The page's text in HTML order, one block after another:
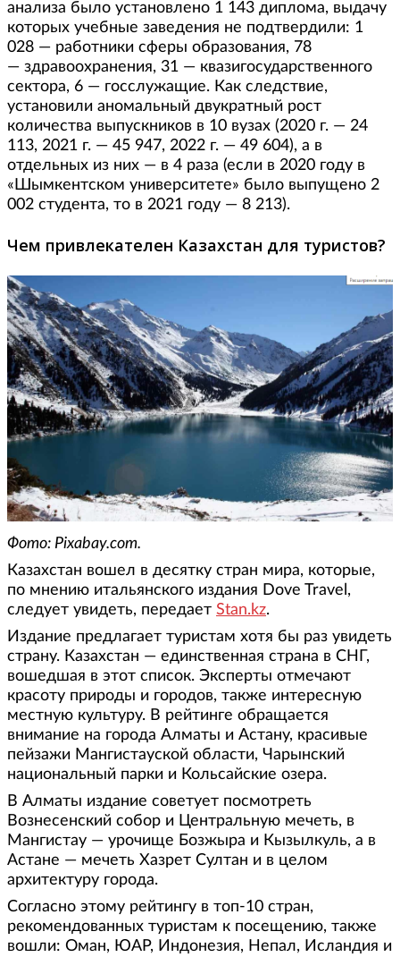
анализа было установлено 1 143 диплома, выдачу
которых учебные заведения не подтвердили: 1
028 — работники сферы образования, 78
— здравоохранения, 31 — квазигосударственного
сектора, 6 — госслужащие. Как следствие,
установили аномальный двукратный рост
количества выпускников в 10 вузах (2020 г. — 24
113, 2021 г. — 45 947, 2022 г. — 49 604), а в
отдельных из них — в 4 раза (если в 2020 году в
«Шымкентском университете» было выпущено 2
002 студента, то в 2021 году — 8 213).
Чем привлекателен Казахстан для туристов?
Фото: Pixabay.com.
Казахстан вошел в десятку стран мира, которые,
по мнению итальянского издания Dove Travel,
следует увидеть, передает Stan.kz.
Издание предлагает туристам хотя бы раз увидеть
страну. Казахстан — единственная страна в СНГ,
вошедшая в этот список. Эксперты отмечают
красоту природы и городов, также интересную
местную культуру. В рейтинге обращается
внимание на города Алматы и Астану, красивые
пейзажи Мангистауской области, Чарынский
национальный парки и Кольсайские озера.
В Алматы издание советует посмотреть
Вознесенский собор и Центральную мечеть, в
Мангистау — урочище Бозжыра и Кызылкуль, а в
Астане — мечеть Хазрет Султан и в целом
архитектуру города.
Согласно этому рейтингу в топ-10 стран,
рекомендованных туристам к посещению, также
вошли: Оман, ЮАР, Индонезия, Непал, Исландия и